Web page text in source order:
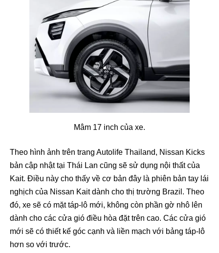
Mâm 17 inch của xe.
Theo hình ảnh trên trang Autolife Thailand, Nissan Kicks
bản cập nhật tại Thái Lan cũng sẽ sử dụng nội thất của
Kait. Điều này cho thấy về cơ bản đây là phiên bản tay lái
nghịch của Nissan Kait dành cho thị trường Brazil. Theo
đó, xe sẽ có mặt táp-lô mới, không còn phần gờ nhô lên
dành cho các cửa gió điều hòa đặt trên cao. Các cửa gió
mới sẽ có thiết kế góc cạnh và liền mạch với bảng táp-lô
hơn so với trước.